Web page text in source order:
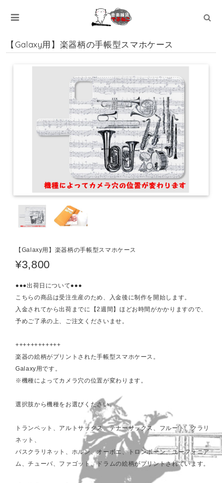
【Galaxy用】楽器柄の手帳型スマホケース
【Galaxy用】楽器柄の手帳型スマホケース
¥3,800
●●●出荷日について●●●
こちらの商品は受注生産のため、入金後に制作を開始します。
入金されてから出荷までに【2週間】ほどお時間がかかりますので、
予めご了承の上、ご注文くださいませ。
++++++++++++
楽器の絵柄がプリントされた手帳型スマホケース。
Galaxy用です。
※機種によってカメラ穴の位置が変わります。
選択肢から機種をお選びください。
トランペット、アルトサックス、テナーサックス、フルート、クラリ
ネット、
バスクラリネット、ホルン、オーボエ、トロンボーン、ユーフォニア
ム、チューバ、ファゴット、ドラムの絵柄がプリントされています。